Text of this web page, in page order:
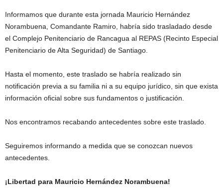
Informamos que durante esta jornada Mauricio Hernández
Norambuena, Comandante Ramiro, habría sido trasladado desde
el Complejo Penitenciario de Rancagua al REPAS (Recinto Especial
Penitenciario de Alta Seguridad) de Santiago.
Hasta el momento, este traslado se habría realizado sin
notificación previa a su familia ni a su equipo jurídico, sin que exista
información oficial sobre sus fundamentos o justificación.
Nos encontramos recabando antecedentes sobre este traslado.
Seguiremos informando a medida que se conozcan nuevos
antecedentes.
¡Libertad para Mauricio Hernández Norambuena!